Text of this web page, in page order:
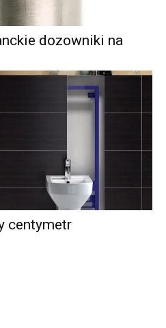
dozowniki na
centymetr